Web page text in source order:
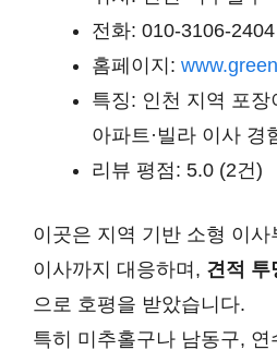
전화: 010-3106-2404
홈페이지:
특징: 인천 지역 포장
아파트·빌라 이사 경
리뷰 평점: 5.0 (2건)
이곳은 지역 기반 소형 이
이사까지 대응하며, 견적 투
으로 호평을 받았습니다.
특히 미추홀구나 남동구,